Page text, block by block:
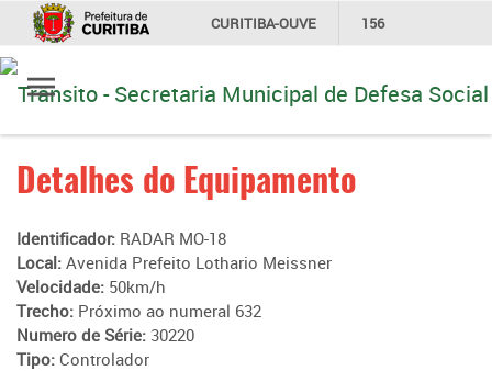
CURITIBA-OUVE 156
Ir
para
conteúdo
Detalhes do Equipamento
Identificador: RADAR MO-18
Local: Avenida Prefeito Lothario Meissner
Velocidade: 50km/h
Trecho: Próximo ao numeral 632
Numero de Série: 30220
Tipo: Controlador